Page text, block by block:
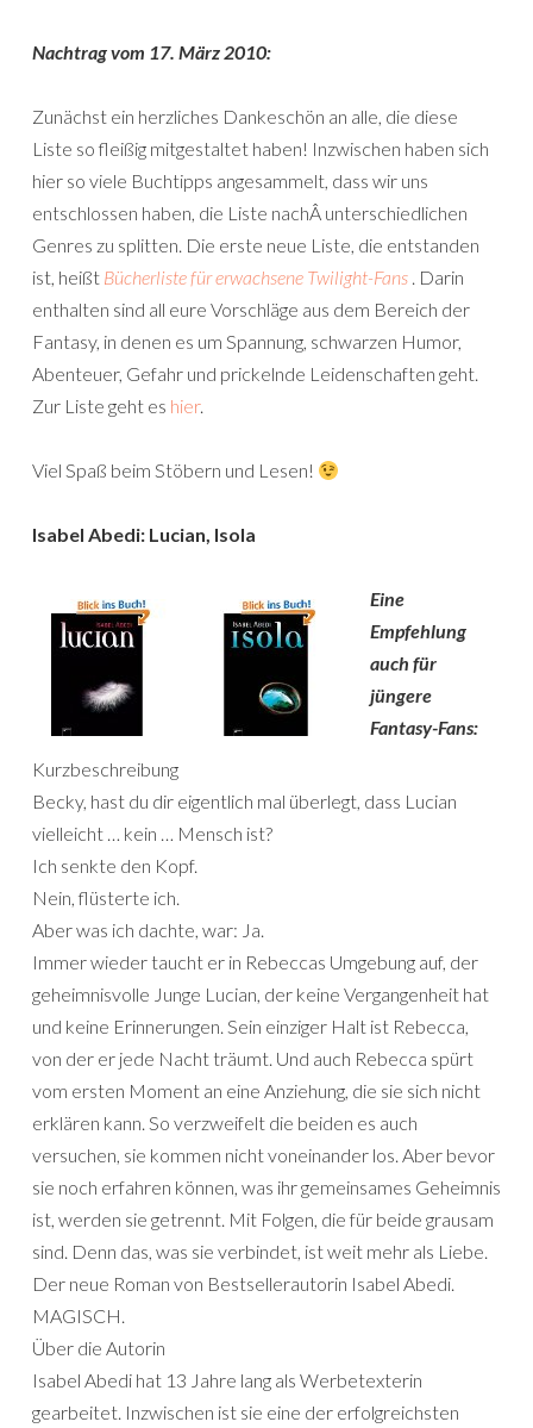
Nachtrag vom 17. März 2010:
Zunächst ein herzliches Dankeschön an alle, die diese
Liste so fleißig mitgestaltet haben! Inzwischen haben sich
hier so viele Buchtipps angesammelt, dass wir uns
entschlossen haben, die Liste nachÂ unterschiedlichen
Genres zu splitten. Die erste neue Liste, die entstanden
ist, heißt Bücherliste für erwachsene Twilight-Fans . Darin
enthalten sind all eure Vorschläge aus dem Bereich der
Fantasy, in denen es um Spannung, schwarzen Humor,
Abenteuer, Gefahr und prickelnde Leidenschaften geht.
Zur Liste geht es hier.
Viel Spaß beim Stöbern und Lesen!
Isabel Abedi: Lucian, Isola
Eine
Empfehlung
auch für
jüngere
Fantasy-Fans:
Kurzbeschreibung
Becky, hast du dir eigentlich mal überlegt, dass Lucian
vielleicht … kein … Mensch ist?
Ich senkte den Kopf.
Nein, flüsterte ich.
Aber was ich dachte, war: Ja.
Immer wieder taucht er in Rebeccas Umgebung auf, der
geheimnisvolle Junge Lucian, der keine Vergangenheit hat
und keine Erinnerungen. Sein einziger Halt ist Rebecca,
von der er jede Nacht träumt. Und auch Rebecca spürt
vom ersten Moment an eine Anziehung, die sie sich nicht
erklären kann. So verzweifelt die beiden es auch
versuchen, sie kommen nicht voneinander los. Aber bevor
sie noch erfahren können, was ihr gemeinsames Geheimnis
ist, werden sie getrennt. Mit Folgen, die für beide grausam
sind. Denn das, was sie verbindet, ist weit mehr als Liebe.
Der neue Roman von Bestsellerautorin Isabel Abedi.
MAGISCH.
Über die Autorin
Isabel Abedi hat 13 Jahre lang als Werbetexterin
gearbeitet. Inzwischen ist sie eine der erfolgreichsten